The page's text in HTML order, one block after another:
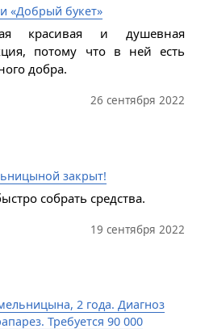
«Добрый букет»
красивая и душевная
потому что в ней есть
добра.
26 сентября 2022
закрыт!
собрать средства.
19 сентября 2022
2 года. Диагноз
Требуется 90 000